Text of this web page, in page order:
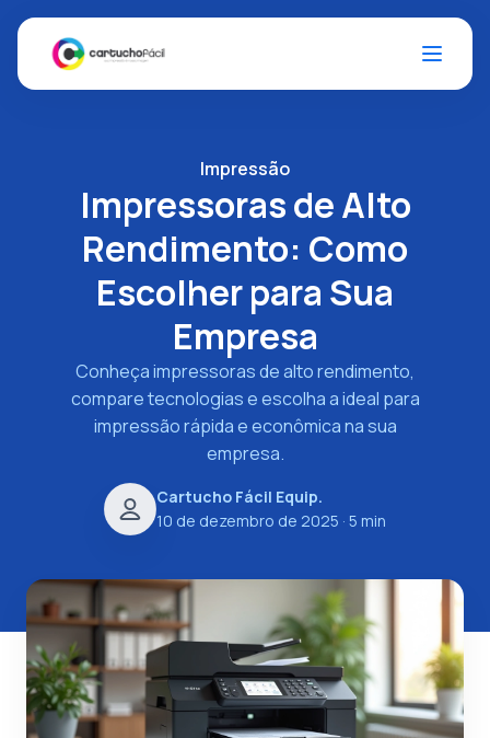
Impressão
Impressoras de Alto
Rendimento: Como
Escolher para Sua
Empresa
Conheça impressoras de alto rendimento,
compare tecnologias e escolha a ideal para
impressão rápida e econômica na sua
empresa.
Cartucho Fácil Equip.
10 de dezembro de 2025 · 5 min